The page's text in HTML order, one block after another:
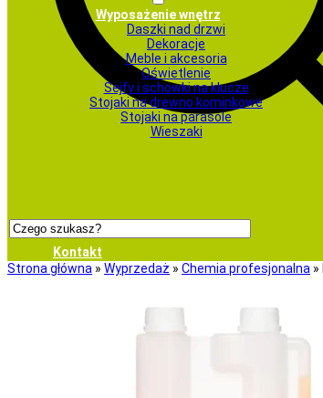
Wyposażenie wnętrz
Daszki nad drzwi
Dekoracje
Meble i akcesoria
Oświetlenie
Sejfy i schowki na klucze
Stojaki na drewno kominkowe
Stojaki na parasole
Wieszaki
Kontakt
Strona główna » Wyprzedaż » Chemia profesjonalna »